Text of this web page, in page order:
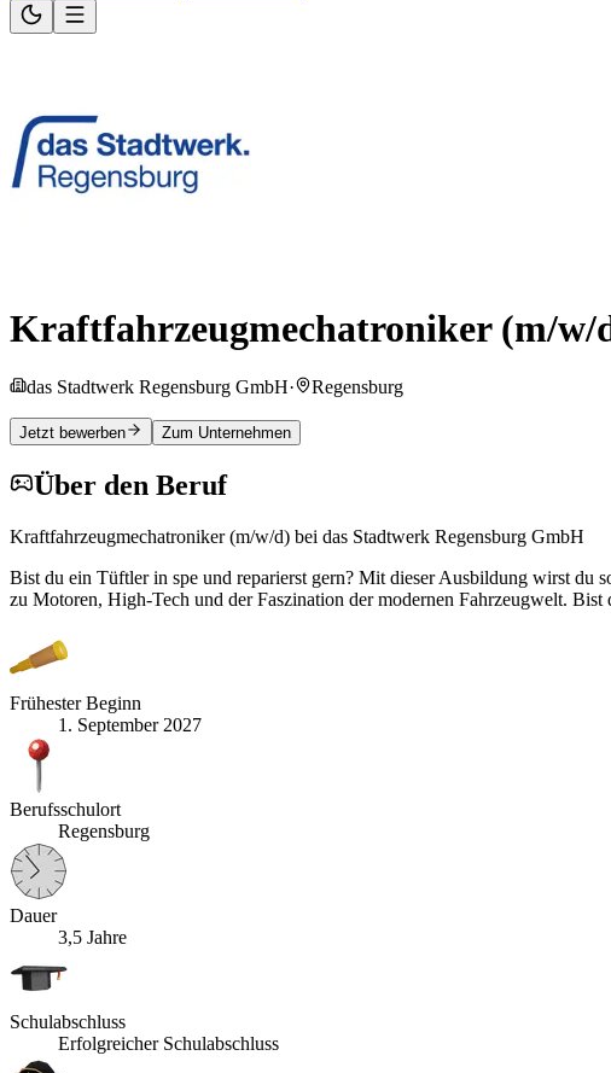
Kraftfahrzeugmechatroniker (m/w/
das Stadtwerk Regensburg GmbH· Regensburg
Jetzt bewerben Zum Unternehmen
Über den Beruf
Kraftfahrzeugmechatroniker (m/w/d) bei das Stadtwerk Regensburg GmbH
Bist du ein Tüftler in spe und reparierst gern? Mit dieser Ausbildung wirst du
zu Motoren, High-Tech und der Faszination der modernen Fahrzeugwelt.
Frühester Beginn
1. September 2027
Berufsschulort
Regensburg
Dauer
3,5 Jahre
Schulabschluss
Erfolgreicher Schulabschluss